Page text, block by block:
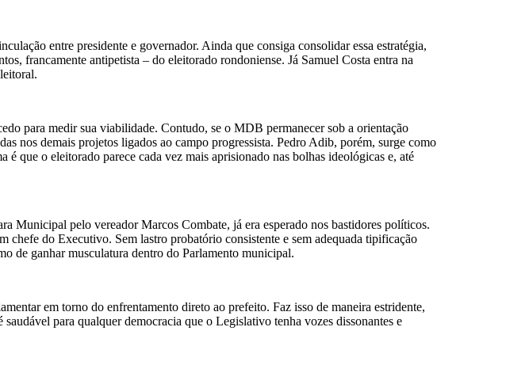
entre presidente e governador. Ainda que consiga consolidar essa estratégia,
francamente antipetista – do eleitorado rondoniense. Já Samuel Costa entra na
para medir sua viabilidade. Contudo, se o MDB permanecer sob a orientação
nos demais projetos ligados ao campo progressista. Pedro Adib, porém, surge como
que o eleitorado parece cada vez mais aprisionado nas bolhas ideológicas e, até
Municipal pelo vereador Marcos Combate, já era esperado nos bastidores políticos.
chefe do Executivo. Sem lastro probatório consistente e sem adequada tipificação
de ganhar musculatura dentro do Parlamento municipal.
em torno do enfrentamento direto ao prefeito. Faz isso de maneira estridente,
para qualquer democracia que o Legislativo tenha vozes dissonantes e